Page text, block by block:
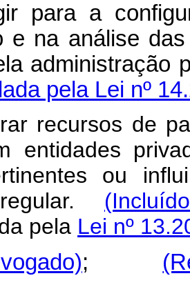
para a
e na análise
pela Lei nº
recursos de
entidades
ou
pela Lei nº
;